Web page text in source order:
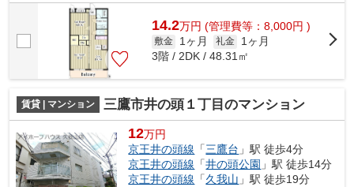
い合わせ下さい。お待ちしております。
14.2万円 (管理費等：8,000円 )
敷金 1ヶ月 礼金
1ヶ月
3階 / 2DK / 48.31㎡
賃貸 | マンション 三鷹市井の頭１丁目のマンション
12万円
京王井の頭線 「三鷹台 」駅 徒歩4分
京王井の頭線 「井の頭公園 」駅 徒歩14分
京王井の頭線 「久我山 」駅 徒歩19分